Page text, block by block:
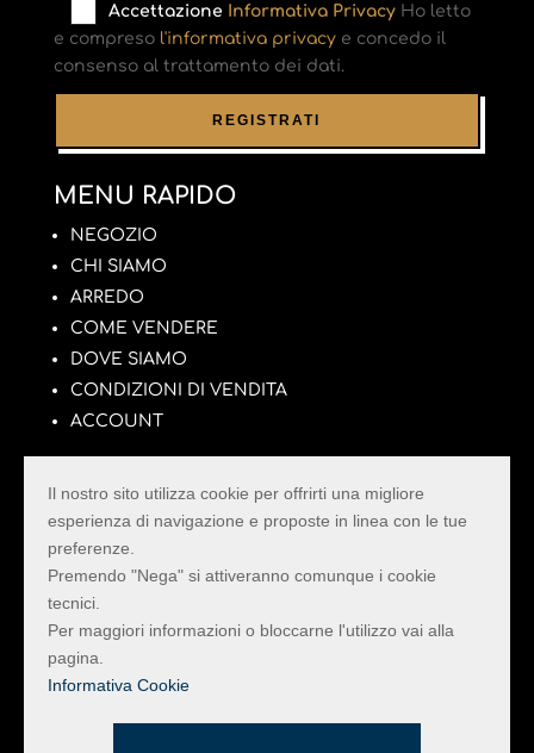
Accettazione Informativa PrivacyHo letto
e compreso l'informativa privacye concedo il
consenso al trattamento dei dati.
MENU RAPIDO
NEGOZIO
CHI SIAMO
ARREDO
COME VENDERE
DOVE SIAMO
CONDIZIONI DI VENDITA
ACCOUNT
La Pulce con il Tarlo
Il Mercatino dell’Usato della Provincia di Rimini
con il più vasto assortimento di Mobili e Oggetti
di arredo e design vintage.
Il nostro sito utilizza cookie per offrirti una migliore
esperienza di navigazione e proposte in linea con le tue
preferenze.
Premendo "Nega" si attiveranno comunque i cookie
tecnici.
Per maggiori informazioni o bloccarne l'utilizzo vai alla
pagina.
Informativa Cookie